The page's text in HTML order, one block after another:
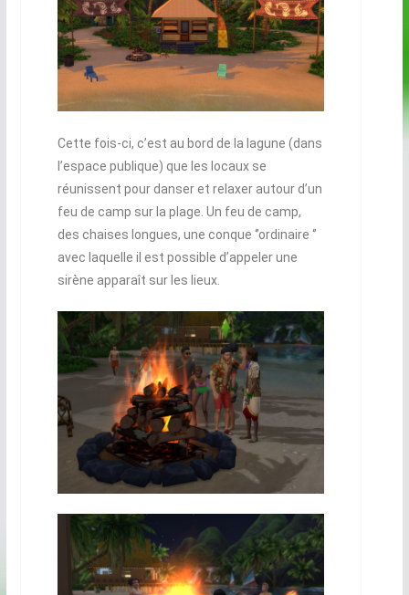
Cette fois-ci, c’est au bord de la lagune (dans
l’espace publique) que les locaux se
réunissent pour danser et relaxer autour d’un
feu de camp sur la plage. Un feu de camp,
des chaises longues, une conque ‘’ordinaire ‘’
avec laquelle il est possible d’appeler une
sirène apparaît sur les lieux.